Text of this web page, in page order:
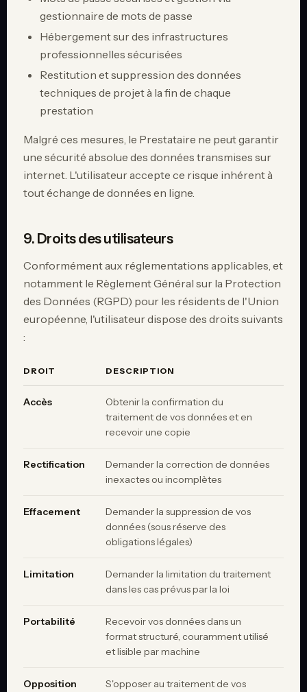
gestionnaire de mots de passe
Hébergement sur des infrastructures
professionnelles sécurisées
Restitution et suppression des données
techniques de projet à la fin de chaque
prestation
Malgré ces mesures, le Prestataire ne peut garantir
une sécurité absolue des données transmises sur
internet. L'utilisateur accepte ce risque inhérent à
tout échange de données en ligne.
9. Droits des utilisateurs
Conformément aux réglementations applicables, et
notamment le Règlement Général sur la Protection
des Données (RGPD) pour les résidents de l'Union
européenne, l'utilisateur dispose des droits suivants
:
DROIT DESCRIPTION
Accès
Obtenir la confirmation du
traitement de vos données et en
recevoir une copie
Rectification
Demander la correction de données
inexactes ou incomplètes
Effacement
Demander la suppression de vos
données (sous réserve des
obligations légales)
Limitation
Demander la limitation du traitement
dans les cas prévus par la loi
Portabilité
Recevoir vos données dans un
format structuré, couramment utilisé
et lisible par machine
Opposition
S'opposer au traitement de vos